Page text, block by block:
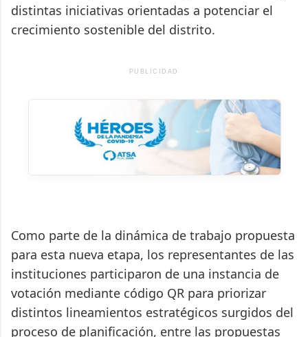
distintas iniciativas orientadas a potenciar el
crecimiento sostenible del distrito.
PUBLICIDAD
Como parte de la dinámica de trabajo propuesta
para esta nueva etapa, los representantes de las
instituciones participaron de una instancia de
votación mediante código QR para priorizar
distintos lineamientos estratégicos surgidos del
proceso de planificación, entre las propuestas